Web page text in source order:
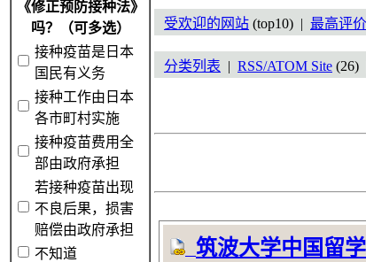
《修正预防接种法》
吗？（可多选）
接种疫苗是日本
国民有义务
接种工作由日本
各市町村实施
接种疫苗费用全
部由政府承担
若接种疫苗出现
不良后果，损害
赔偿由政府承担
不知道
受欢迎的网站 (top10) | 最高评
分类列表 | RSS/ATOM Site (26)
筑波大学中国留